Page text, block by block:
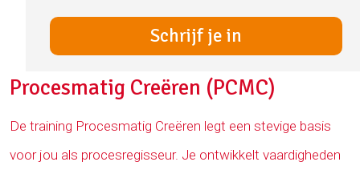
Schrijf je in
Procesmatig Creëren (PCMC)
De training Procesmatig Creëren legt een stevige basis
voor jou als procesregisseur. Je ontwikkelt vaardigheden